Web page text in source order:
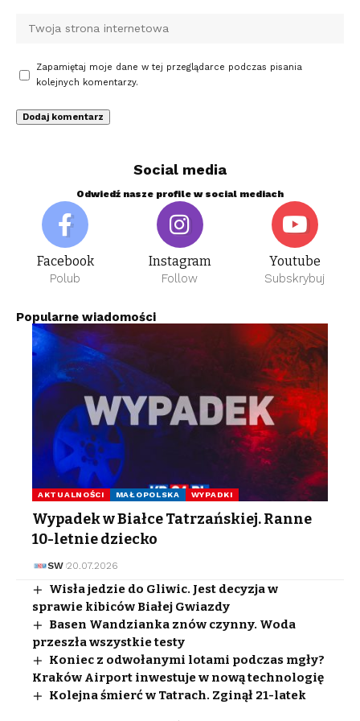
Zapamiętaj moje dane w tej przeglądarce podczas pisania
kolejnych komentarzy.
Social media
Odwiedź nasze profile w social mediach
Facebook
Polub
Instagram
Follow
Youtube
Subskrybuj
Popularne wiadomości
AKTUALNOŚCI MAŁOPOLSKA WYPADKI
Wypadek w Białce Tatrzańskiej. Ranne
10-letnie dziecko
SW 20.07.2026
Wisła jedzie do Gliwic. Jest decyzja w
sprawie kibiców Białej Gwiazdy
Basen Wandzianka znów czynny. Woda
przeszła wszystkie testy
Koniec z odwołanymi lotami podczas mgły?
Kraków Airport inwestuje w nową technologię
Kolejna śmierć w Tatrach. Zginął 21-latek